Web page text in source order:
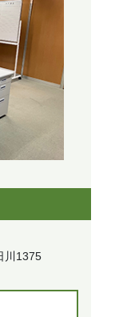
川1375